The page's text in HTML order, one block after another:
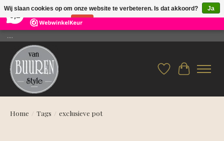
26 Reviews ×
....
Verlanglijst
Home / Tags / exclusieve pot
Wij slaan cookies op om onze website te verbeteren. Is dat akkoord?
Ja
Nee